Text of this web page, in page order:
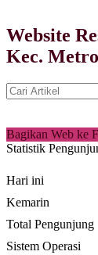
Website
Kec.
Bagikan Web ke
Statistik
Hari ini
Kemarin
Total Pengunjung
Sistem Operasi